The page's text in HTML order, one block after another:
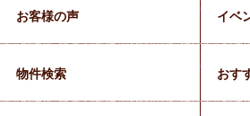
お客様の声 イベ
物件検索 おす